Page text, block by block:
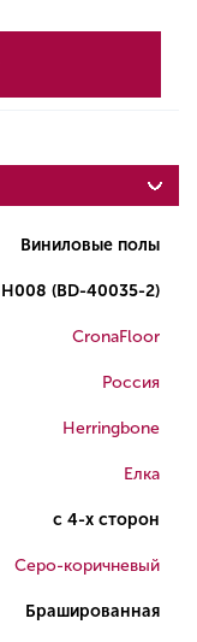
Виниловые полы
H008 (BD-40035-2)
CronaFloor
Россия
Herringbone
Елка
с 4-х сторон
Серо-коричневый
Брашированная